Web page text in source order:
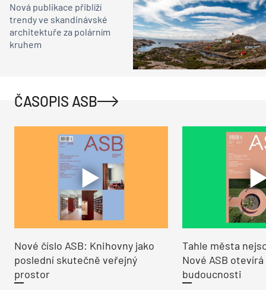
Nová publikace přiblíží
trendy ve skandinávské
architektuře za polárním
kruhem
ČASOPIS ASB
Nové číslo ASB: Knihovny jako
poslední skutečně veřejný
prostor
Tahle města
Nové ASB
budoucnosti